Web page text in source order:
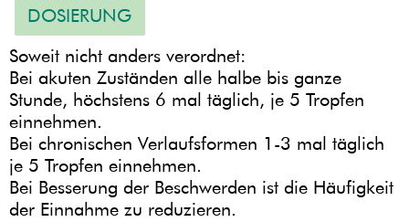
DOSIERUNG
Soweit nicht anders verordnet:
Bei akuten Zuständen alle halbe bis ganze
Stunde, höchstens 6 mal täglich, je 5 Tropfen
einnehmen.
Bei chronischen Verlaufsformen 1-3 mal täglich
je 5 Tropfen einnehmen.
Bei Besserung der Beschwerden ist die Häufigkeit
der Einnahme zu reduzieren.